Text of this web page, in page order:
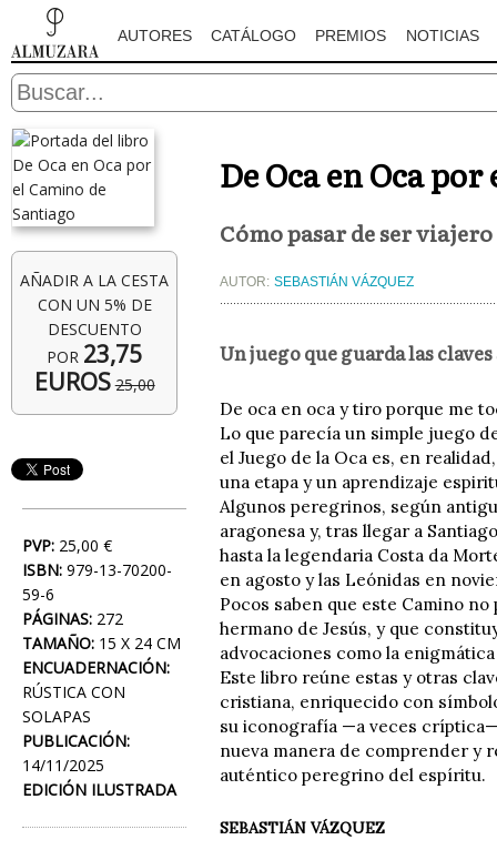
AUTORES CATÁLOGO PREMIOS NOTICIAS
AÑADIR A LA CESTA
CON UN 5% DE
DESCUENTO
POR 23,75
EUROS 25,00
PVP: 25,00 €
ISBN: 979-13-70200-
59-6
PÁGINAS: 272
TAMAÑO: 15 X 24 CM
ENCUADERNACIÓN:
RÚSTICA CON
SOLAPAS
PUBLICACIÓN:
14/11/2025
EDICIÓN ILUSTRADA
De Oca en Oca
Cómo pasar de ser
AUTOR: SEBASTIÁN VÁZQUEZ
Un juego que guarda las
De oca en oca y tiro porque me
Lo que parecía un simple juego
el Juego de la Oca es, en
una etapa y un aprendizaje
Algunos peregrinos, según
aragonesa y, tras llegar a
hasta la legendaria Costa da
en agosto y las Leónidas en
Pocos saben que este Camino
hermano de Jesús, y que
advocaciones como la
Este libro reúne estas y otras
cristiana, enriquecido con
su iconografía —a veces
nueva manera de comprender y
auténtico peregrino del espíritu.
SEBASTIÁN VÁZQUEZ